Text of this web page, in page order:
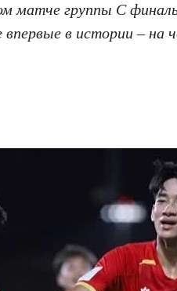
матче группы C
в истории – на